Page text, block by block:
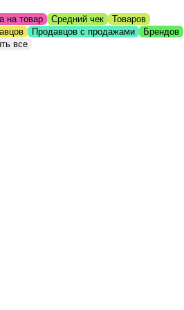
на товар Средний чек
Товаров
Продавцов с продажами
Брендов
все